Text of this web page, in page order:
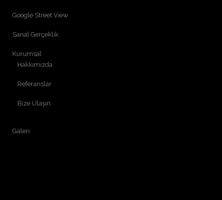
Google Street View
Sanal Gerçeklik
Kurumsal
Hakkımızda
Referanslar
Bize Ulaşın
Galeri